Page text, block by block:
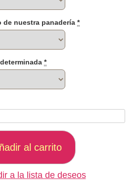
de nuestra panadería *
*
al carrito
a la lista de deseos